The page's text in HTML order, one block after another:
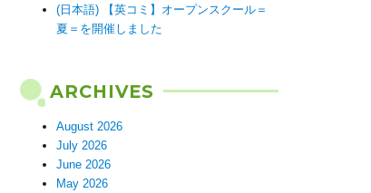
(日本語) 【英コミ】オープンスクール＝
夏＝を開催しました
ARCHIVES
August 2026
July 2026
June 2026
May 2026